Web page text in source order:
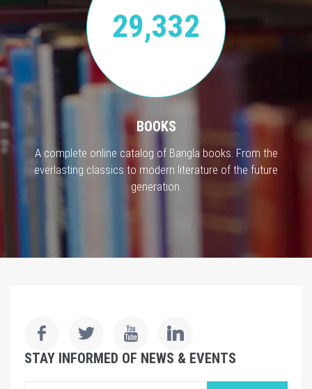
29,332
BOOKS
A complete online catalog of Bangla books. From the
everlasting classics to modern literature of the future
generation.
STAY INFORMED OF NEWS & EVENTS